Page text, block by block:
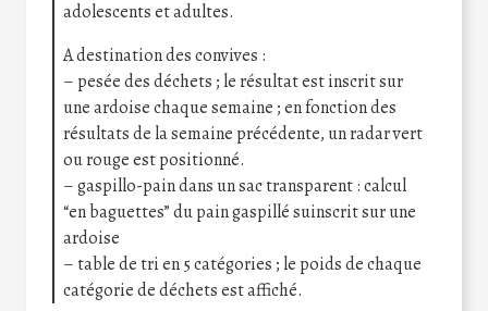
adolescents et adultes.
A destination des convives :
– pesée des déchets ; le résultat est inscrit sur
une ardoise chaque semaine ; en fonction des
résultats de la semaine précédente, un radar vert
ou rouge est positionné.
– gaspillo-pain dans un sac transparent : calcul
“en baguettes” du pain gaspillé suinscrit sur une
ardoise
– table de tri en 5 catégories ; le poids de chaque
catégorie de déchets est affiché.